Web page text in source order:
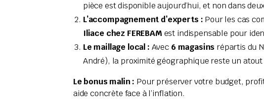
pièce est disponible aujourd’hui, et non dans
L’accompagnement d’experts : Pour les cas
Iliace chez FEREBAM est indispensable pour
Le maillage local : Avec 6 magasins répartis du
André), la proximité géographique reste un
Le bonus malin : Pour préserver votre budget,
aide concrète face à l’inflation.